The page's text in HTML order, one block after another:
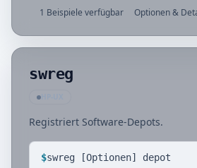
1 Beispiele verfügbar Optionen &
swreg
Registriert Software-Depots.
$swreg [Optionen] depot